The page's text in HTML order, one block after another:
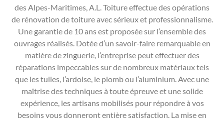
des Alpes-Maritimes, A.L. Toiture effectue des opérations
de rénovation de toiture avec sérieux et professionnalisme.
Une garantie de 10 ans est proposée sur l’ensemble des
ouvrages réalisés. Dotée d’un savoir-faire remarquable en
matière de zinguerie, l’entreprise peut effectuer des
réparations impeccables sur de nombreux matériaux tels
que les tuiles, l’ardoise, le plomb ou l’aluminium. Avec une
maîtrise des techniques à toute épreuve et une solide
expérience, les artisans mobilisés pour répondre à vos
besoins vous donneront entière satisfaction. La mise en